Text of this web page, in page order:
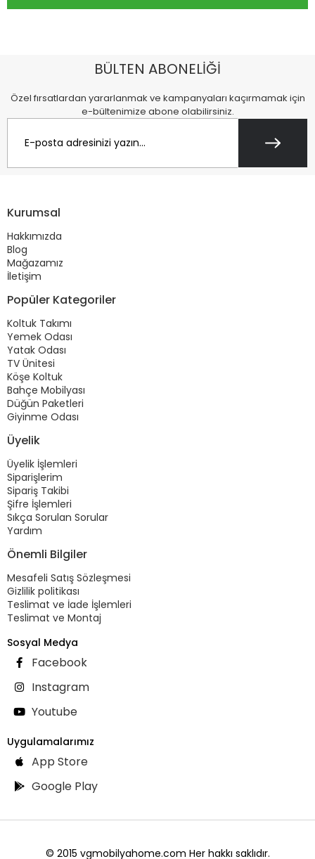
BÜLTEN ABONELİĞİ
Özel fırsatlardan yararlanmak ve kampanyaları kaçırmamak için
e-bültenimize abone olabilirsiniz.
Kurumsal
Hakkımızda
Blog
Mağazamız
İletişim
Popüler Kategoriler
Koltuk Takımı
Yemek Odası
Yatak Odası
TV Ünitesi
Köşe Koltuk
Bahçe Mobilyası
Düğün Paketleri
Giyinme Odası
Üyelik
Üyelik İşlemleri
Siparişlerim
Sipariş Takibi
Şifre İşlemleri
Sıkça Sorulan Sorular
Yardım
Önemli Bilgiler
Mesafeli Satış Sözleşmesi
Gizlilik politikası
Teslimat ve İade İşlemleri
Teslimat ve Montaj
Sosyal Medya
Facebook
Instagram
Youtube
Uygulamalarımız
App Store
Google Play
© 2015 vgmobilyahome.com Her hakkı saklıdır.